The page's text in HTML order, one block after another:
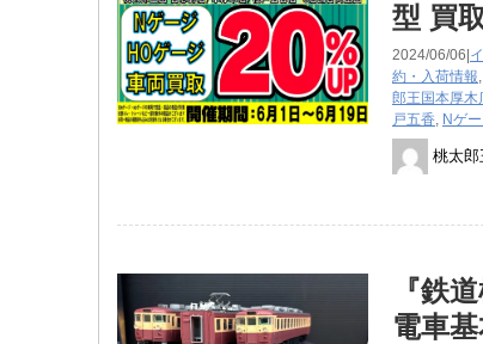
型 買
2024/06/06|
約・入荷情報,
郎王国本厚
戸五香, Nゲ
桃太郎
『鉄
電車